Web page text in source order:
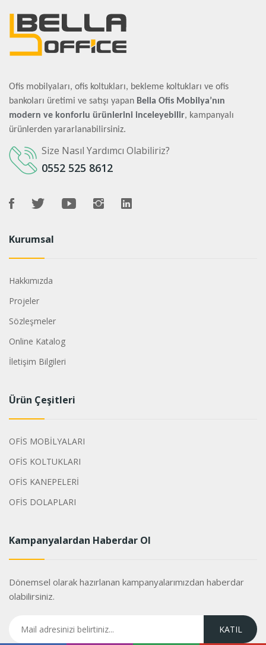
Ofis mobilyaları, ofis koltukları, bekleme koltukları ve ofis
bankoları üretimi ve satışı yapan Bella Ofis Mobilya’nın
modern ve konforlu ürünlerini inceleyebilir, kampanyalı
ürünlerden yararlanabilirsiniz.
Size Nasıl Yardımcı Olabiliriz?
0552 525 8612
Kurumsal
Hakkımızda
Projeler
Sözleşmeler
Online Katalog
İletişim Bilgileri
Ürün Çeşitleri
OFİS MOBİLYALARI
OFİS KOLTUKLARI
OFİS KANEPELERİ
OFİS DOLAPLARI
Kampanyalardan Haberdar Ol
Dönemsel olarak hazırlanan kampanyalarımızdan haberdar
olabilirsiniz.